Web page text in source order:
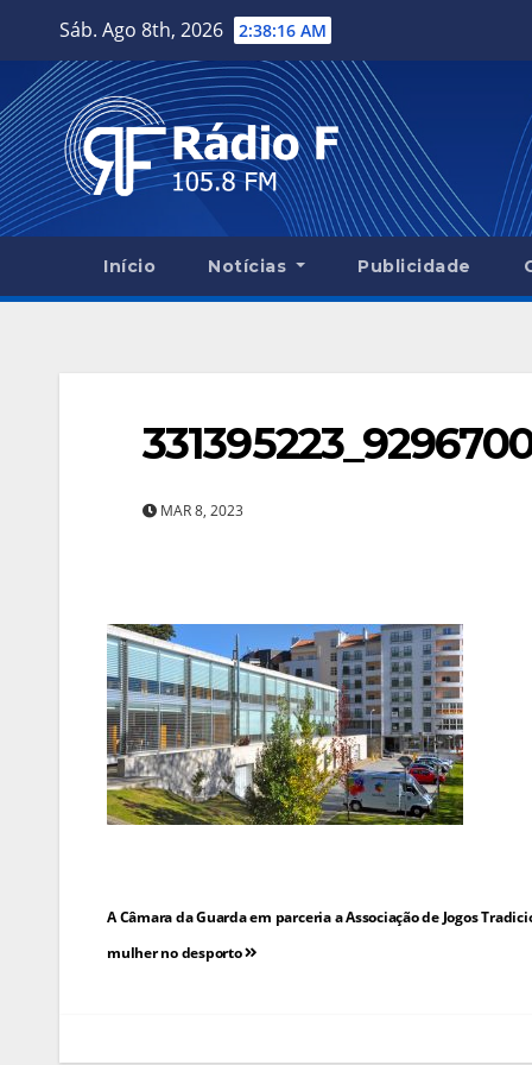
content
Sáb. Ago 8th, 2026 2:38:17 AM
Início Notícias Publicidade
MAR 8, 2023
Navegação
de
A Câmara da Guarda em parceria a Associação de Jogos
mulher no desporto